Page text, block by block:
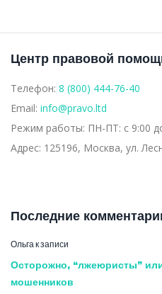
Центр правовой
Телефон: 8 (800) 444-76-40
Email: info@pravo.ltd
Режим работы: ПН-ПТ: с 9:00
Адрес: 125196, Москва, ул.
Последние
Ольга к записи
Осторожно, “лжеюристы”
мошенников